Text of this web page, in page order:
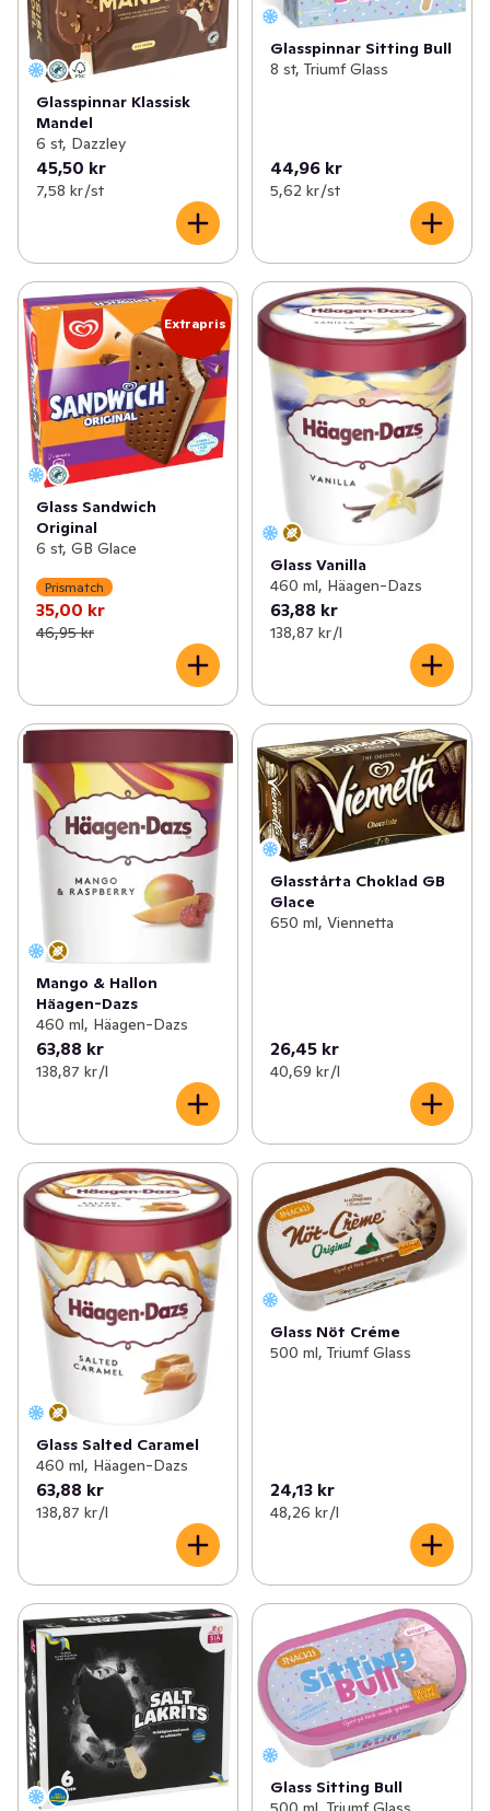
Glasspinnar Klassisk
Mandel
6 st, Dazzley
45,50 kr
7,58 kr /st
Glasspinnar Sitting Bull
8 st, Triumf Glass
44,96 kr
5,62 kr /st
Extrapris
Glass Sandwich
Original
6 st, GB Glace
Prismatch
35,00 kr
46,95 kr
Glass Vanilla
460 ml, Häagen-Dazs
63,88 kr
138,87 kr /l
Mango & Hallon
Häagen-Dazs
460 ml, Häagen-Dazs
63,88 kr
138,87 kr /l
Glasstårta Choklad GB
Glace
650 ml, Viennetta
26,45 kr
40,69 kr /l
Glass Salted Caramel
460 ml, Häagen-Dazs
63,88 kr
138,87 kr /l
Glass Nöt Créme
500 ml, Triumf Glass
24,13 kr
48,26 kr /l
Glass Sitting Bull